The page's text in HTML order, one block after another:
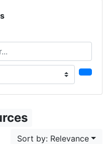
Sort by: Relevance